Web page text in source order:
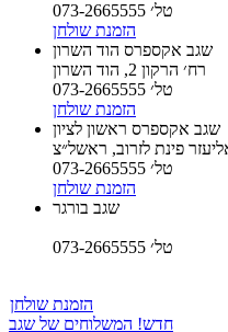
טל׳ 073-2665555
הזמנת שולחן
שגב אקספרס הוד השרון
רח׳ הרקון 2, הוד השרון
טל׳ 073-2665555
הזמנת שולחן
שגב אקספרס ראשון לציון
פינת לזרוב, ראשל״צ
טל׳ 073-2665555
הזמנת שולחן
שגב בורגר
טל׳ 073-2665555
הזמנת שולחן
חדש! המשלוחים של שגב